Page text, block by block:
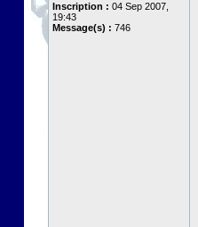
Inscription : 04 Sep 2007,
19:43
Message(s) : 746